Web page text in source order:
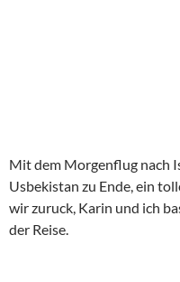
Mit dem Morgenflug nach
Usbekistan zu Ende, ein
wir zuruck, Karin und ich
der Reise.